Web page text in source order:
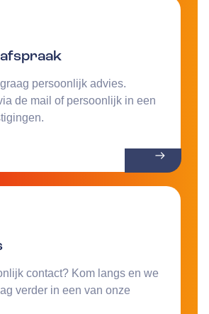
afspraak
persoonlijk advies.
de mail of persoonlijk in een
contact? Kom langs en we
verder in een van onze